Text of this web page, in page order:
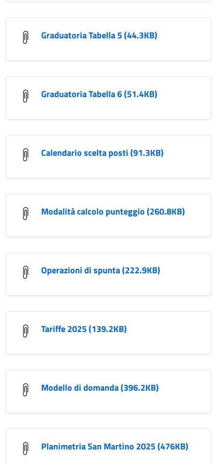
Graduatoria Tabella 5 (44.3KB)
Graduatoria Tabella 6 (51.4KB)
Calendario scelta posti (91.3KB)
Modalità calcolo punteggio (260.8KB)
Operazioni di spunta (222.9KB)
Tariffe 2025 (139.2KB)
Modello di domanda (396.2KB)
Planimetria San Martino 2025 (476KB)